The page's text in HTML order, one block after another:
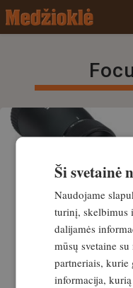
Ši svetainė
Naudojame
turinį, skelbimus
dalijamės
mūsų svetaine
partneriais,
informacija,